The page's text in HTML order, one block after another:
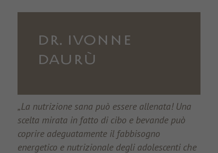
DR. IVONNE
DAURÙ
„La nutrizione sana può essere allenata! Una
scelta mirata in fatto di cibo e bevande può
coprire adeguatamente il fabbisogno
energetico e nutrizionale degli adolescenti che